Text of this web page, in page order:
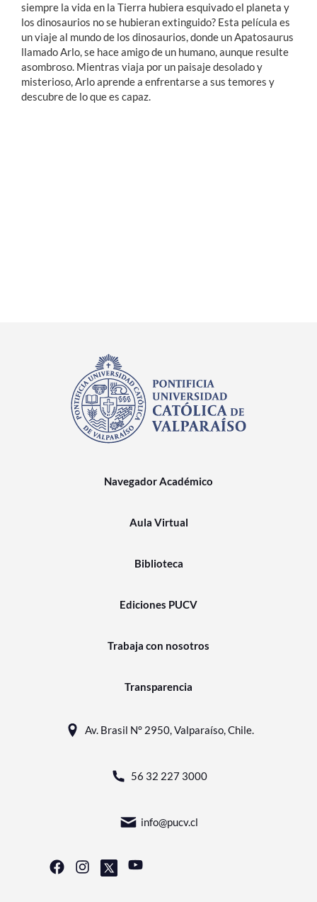
siempre la vida en la Tierra hubiera esquivado el planeta y
los dinosaurios no se hubieran extinguido? Esta película es
un viaje al mundo de los dinosaurios, donde un Apatosaurus
llamado Arlo, se hace amigo de un humano, aunque resulte
asombroso. Mientras viaja por un paisaje desolado y
misterioso, Arlo aprende a enfrentarse a sus temores y
descubre de lo que es capaz.
Navegador Académico
Aula Virtual
Biblioteca
Ediciones PUCV
Trabaja con nosotros
Transparencia
Av. Brasil N° 2950, Valparaíso, Chile.
56 32 227 3000
info@pucv.cl